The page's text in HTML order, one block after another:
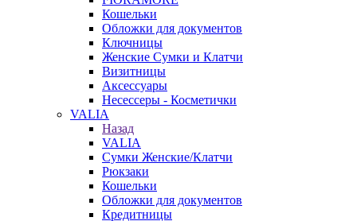
Кошельки
Обложки для документов
Ключницы
Женские Сумки и Клатчи
Визитницы
Аксессуары
Несессеры - Косметички
VALIA
Назад
VALIA
Сумки Женские/Клатчи
Рюкзаки
Кошельки
Обложки для документов
Кредитницы